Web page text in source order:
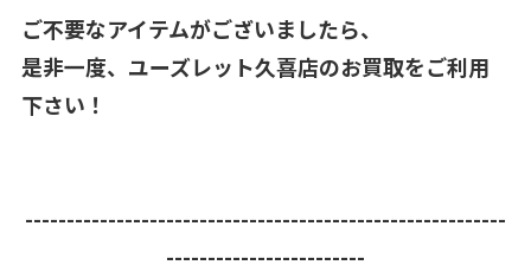
ご不要なアイテムがございましたら、
是非一度、ユーズレット久喜店のお買取をご利用
下さい！
----------------------------------------------------------
------------------------